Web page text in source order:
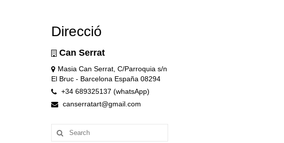
Direcció
Can Serrat
Masia Can Serrat, C/Parroquia s/n
El Bruc - Barcelona España 08294
+34 689325137 (whatsApp)
canserratart@gmail.com
Search
for: